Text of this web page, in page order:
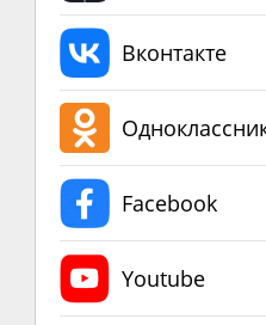
Вконтакте
Facebook
Youtube